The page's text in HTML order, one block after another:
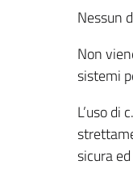
Nessun
Non
sistemi
L’uso di
sicura